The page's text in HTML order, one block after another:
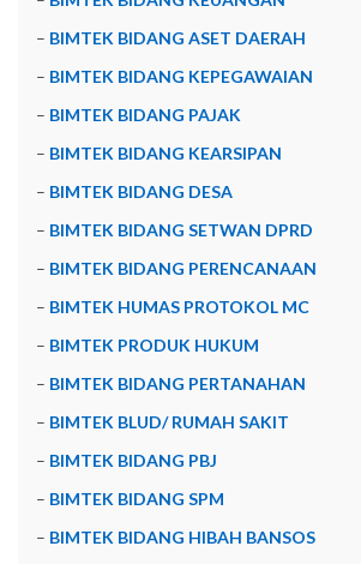
– BIMTEK BIDANG ASET DAERAH
– BIMTEK BIDANG KEPEGAWAIAN
– BIMTEK BIDANG PAJAK
– BIMTEK BIDANG KEARSIPAN
– BIMTEK BIDANG DESA
– BIMTEK BIDANG SETWAN DPRD
– BIMTEK BIDANG PERENCANAAN
– BIMTEK HUMAS PROTOKOL MC
– BIMTEK PRODUK HUKUM
– BIMTEK BIDANG PERTANAHAN
– BIMTEK BLUD/ RUMAH SAKIT
– BIMTEK BIDANG PBJ
– BIMTEK BIDANG SPM
– BIMTEK BIDANG HIBAH BANSOS